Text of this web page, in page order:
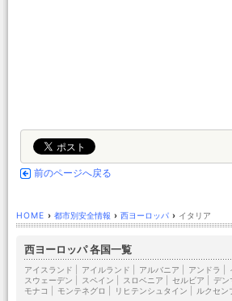
前のページへ戻る
HOME › 都市別安全情報 › 西ヨーロッパ › イタリア
西ヨーロッパ 各国一覧
アイスランド アイルランド アルバニア アンドラ
スウェーデン
スペイン スロベニア セルビア デン
モナコ
モンテネグロ リヒテンシュタイン ルクセン